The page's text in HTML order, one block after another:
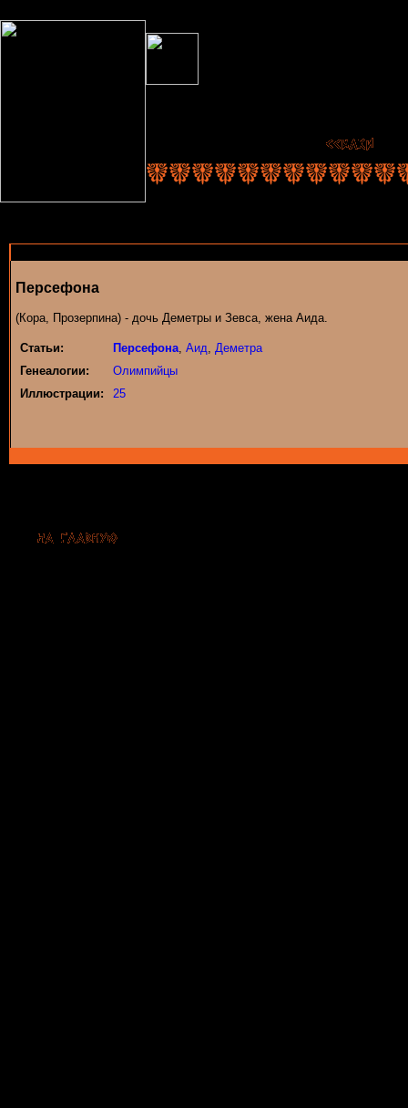
Персефона
(Кора, Прозерпина) - дочь Деметры и Зевса, жена Аида.
Статьи: Персефона, Аид, Деметра
Генеалогии:
Олимпийцы
Иллюстрации:
25